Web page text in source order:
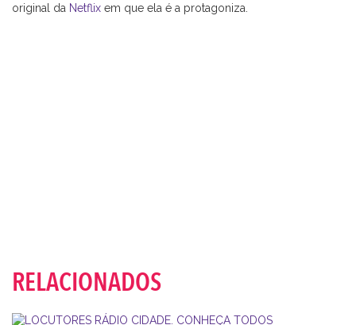
original da Netflix em que ela é a protagoniza.
RELACIONADOS